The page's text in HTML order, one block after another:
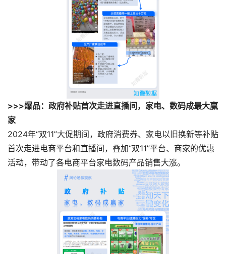
>>>爆品：政府补贴首次走进直播间，家电、数码成最大赢
家
2024年“双11”大促期间，政府消费券、家电以旧换新等补贴
首次走进电商平台和直播间，叠加“双11”平台、商家的优惠
活动，带动了各电商平台家电数码产品销售大涨。